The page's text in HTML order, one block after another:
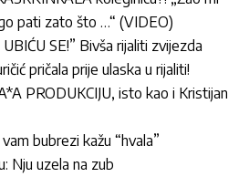
pati zato što …“ (VIDEO)
SE!” Bivša rijaliti zvijezda
pričala prije ulaska u rijaliti!
PRODUKCIJU, isto kao i Kristijan
bubrezi kažu “hvala”
Nju uzela na zub